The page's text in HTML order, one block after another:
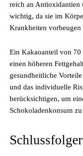
reich an Antioxidantien
wichtig, da sie im
Krankheiten vorbeugen
Ein Kakaoanteil von 70
einen höheren
gesundheitliche
und das individuelle
berücksichtigen, um
Schokoladenkonsum